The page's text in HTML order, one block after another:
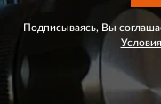
Подписываясь, Вы